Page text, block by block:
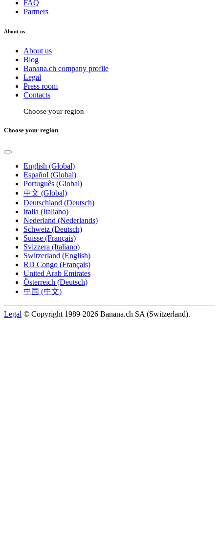
FAQ
Partners
About us
About us
Blog
Banana.ch company profile
Legal
Press room
Contacts
Choose your region
Choose your region
English (Global)
Español (Global)
Português (Global)
中文 (Global)
Deutschland (Deutsch)
Italia (Italiano)
Nederland (Nederlands)
Schweiz (Deutsch)
Suisse (Français)
Svizzera (Italiano)
Switzerland (English)
RD Congo (Français)
United Arab Emirates
Österreich (Deutsch)
中国 (中文)
Legal © Copyright 1989-2026 Banana.ch SA (Switzerland).